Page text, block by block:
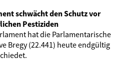
schwächt den Schutz vor
Pestiziden
hat die Parlamentarische
Bregy (22.441) heute endgültig